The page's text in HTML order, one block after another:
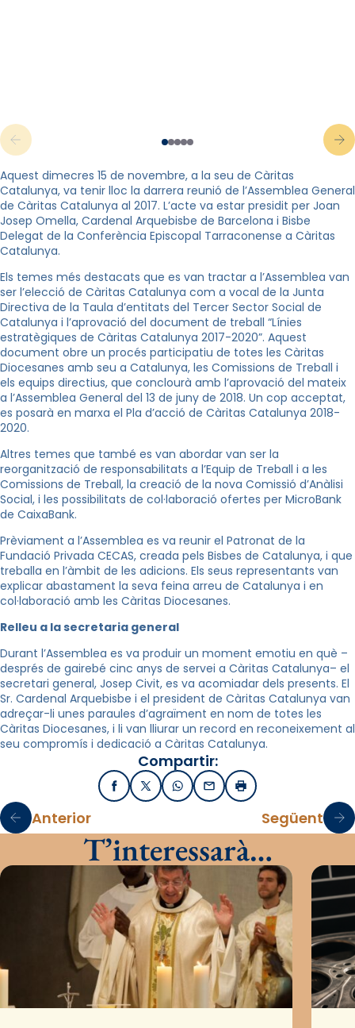
Aquest dimecres 15 de novembre, a la seu de Càritas
Catalunya, va tenir lloc la darrera reunió de l’Assemblea General
de Càritas Catalunya al 2017. L’acte va estar presidit per Joan
Josep Omella, Cardenal Arquebisbe de Barcelona i Bisbe
Delegat de la Conferència Episcopal Tarraconense a Càritas
Catalunya.
Els temes més destacats que es van tractar a l’Assemblea van
ser l’elecció de Càritas Catalunya com a vocal de la Junta
Directiva de la Taula d’entitats del Tercer Sector Social de
Catalunya i l’aprovació del document de treball “Línies
estratègiques de Càritas Catalunya 2017-2020”. Aquest
document obre un procés participatiu de totes les Càritas
Diocesanes amb seu a Catalunya, les Comissions de Treball i
els equips directius, que conclourà amb l’aprovació del mateix
a l’Assemblea General del 13 de juny de 2018. Un cop acceptat,
es posarà en marxa el Pla d’acció de Càritas Catalunya 2018-
2020.
Altres temes que també es van abordar van ser la
reorganització de responsabilitats a l’Equip de Treball i a les
Comissions de Treball, la creació de la nova Comissió d’Anàlisi
Social, i les possibilitats de col·laboració ofertes per MicroBank
de CaixaBank.
Prèviament a l’Assemblea es va reunir el Patronat de la
Fundació Privada CECAS, creada pels Bisbes de Catalunya, i que
treballa en l’àmbit de les adicions. Els seus representants van
explicar abastament la seva feina arreu de Catalunya i en
col·laboració amb les Càritas Diocesanes.
Relleu a la secretaria general
Durant l’Assemblea es va produir un moment emotiu en què –
després de gairebé cinc anys de servei a Càritas Catalunya– el
secretari general, Josep Civit, es va acomiadar dels presents. El
Sr. Cardenal Arquebisbe i el president de Càritas Catalunya van
adreçar-li unes paraules d’agraïment en nom de totes les
Càritas Diocesanes, i li van lliurar un record en reconeixement al
seu compromís i dedicació a Càritas Catalunya.
Compartir:
FacebookX / TwitterWhatsApp
EmailImprimir
Anterior Següent
T’interessarà…